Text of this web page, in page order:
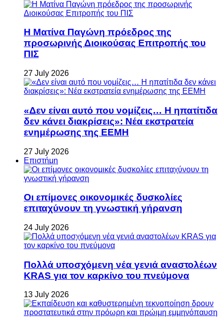
Η Ματίνα Παγώνη πρόεδρος της
προσωρινής Διοικούσας Επιτροπής του
ΠΙΣ
27 July 2026
«Δεν είναι αυτό που νομίζεις… Η ηπατίτιδα
δεν κάνει διακρίσεις»: Νέα εκστρατεία
ενημέρωσης της ΕΕΜΗ
27 July 2026
Επιστήμη
Οι επίμονες οικονομικές δυσκολίες
επιταχύνουν τη γνωστική γήρανση
24 July 2026
Πολλά υποσχόμενη νέα γενιά αναστολέων
KRAS για τον καρκίνο του πνεύμονα
13 July 2026